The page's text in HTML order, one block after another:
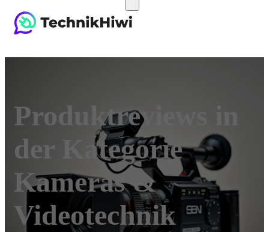
Produktreviews in
der Kategorie
Kameras &
Videotechnik